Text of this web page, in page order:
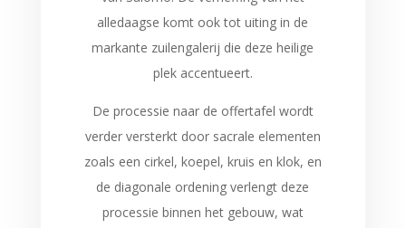
alledaagse komt ook tot uiting in de
markante zuilengalerij die deze heilige
plek accentueert.
De processie naar de offertafel wordt
verder versterkt door sacrale elementen
zoals een cirkel, koepel, kruis en klok, en
de diagonale ordening verlengt deze
processie binnen het gebouw, wat